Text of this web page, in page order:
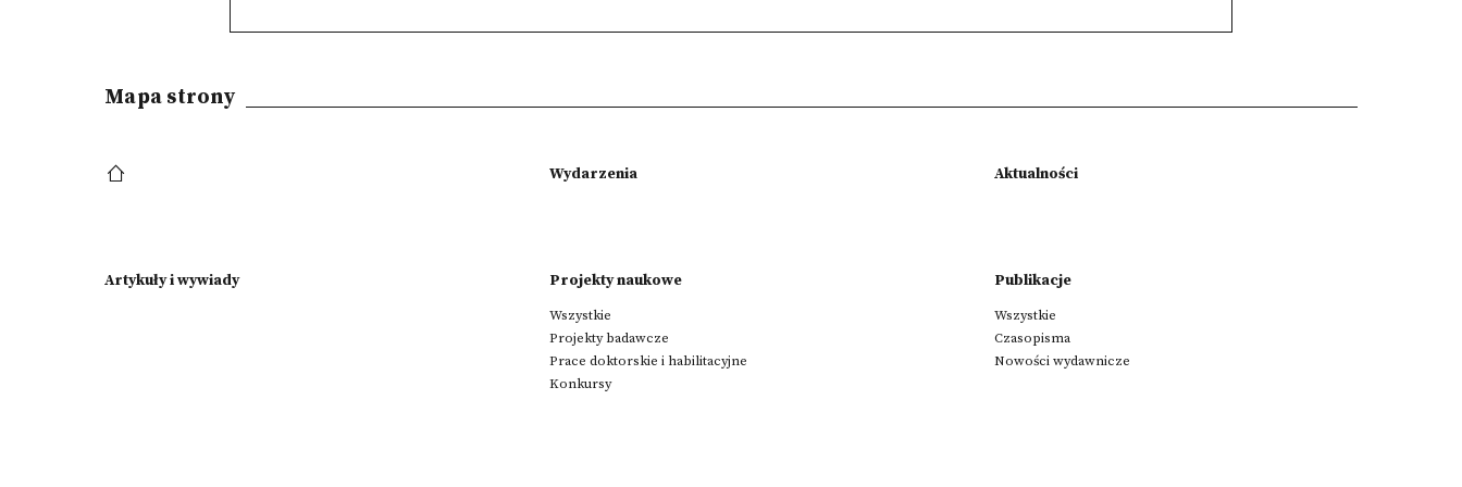
Mapa strony
Wydarzenia Aktualności
Artykuły i wywiady Projekty naukowe
Wszystkie
Projekty badawcze
Prace doktorskie i habilitacyjne
Konkursy
Publikacje
Wszystkie
Czasopisma
Nowości wydawnicze